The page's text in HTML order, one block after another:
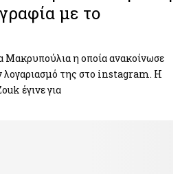
με το
Μακρυπούλια η οποία ανακοίνωσε
λογαριασμό της στο instagram. Η
έγινε για